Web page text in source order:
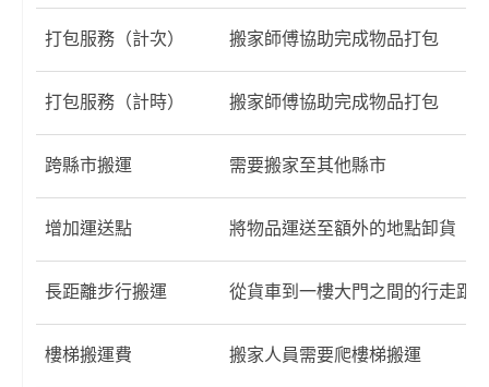
打包服務（計次） 搬家師傅協助完成物品打包
打包服務（計時） 搬家師傅協助完成物品打包
跨縣市搬運 需要搬家至其他縣市
增加運送點 將物品運送至額外的地點卸貨
長距離步行搬運 從貨車到一樓大門之間的行走距
樓梯搬運費 搬家人員需要爬樓梯搬運